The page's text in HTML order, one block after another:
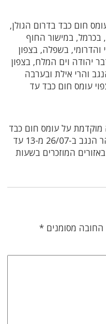
חום כבד בדרום הגולן,
בכרמל, במישור החוף
והדרומי, בשפלה, בצפון
יהודה וים המלח, בצפון
והרי אילת ובערבה
עד 23. מחר צפוי עומס חום כבד עד
על עומס חום כבד
בצפון הגולן, בהרי המרכז ובהר הנגב ב-26/07 מ-13 עד
המוזכרים בשעות
מסומנים *